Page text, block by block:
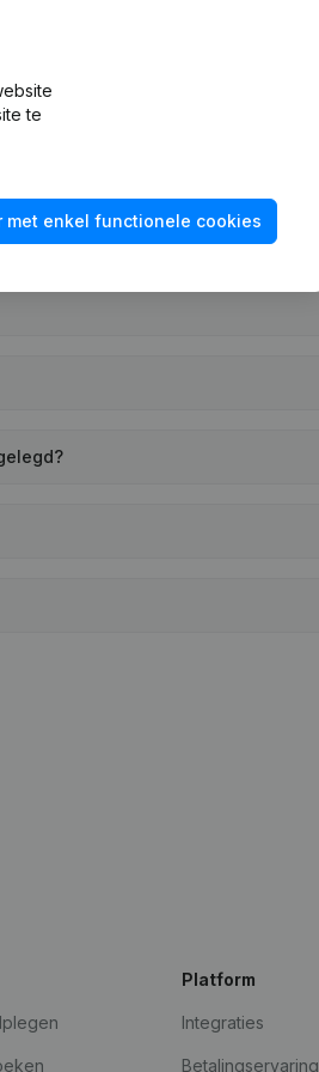
te
met enkel functionele cookies
Platform
Integraties
Betalingservaring